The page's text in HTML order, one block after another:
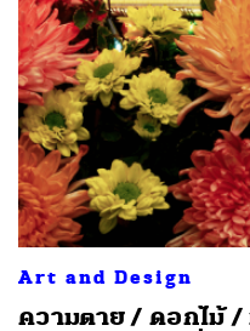
Art and Design
ความตาย / ดอกไม้
ค้นหา
SHARE